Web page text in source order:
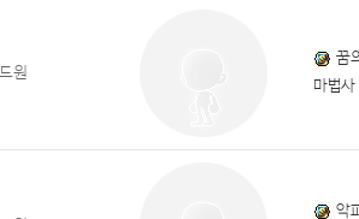
원
꿈
마법사
악